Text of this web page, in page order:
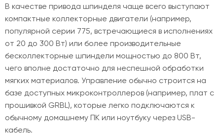
В качестве привода шпинделя чаще всего выступают
компактные коллекторные двигатели (например,
популярной серии 775, встречающиеся в исполнениях
от 20 до 300 Вт) или более производительные
бесколлекторные шпиндели мощностью до 800 Вт,
чего вполне достаточно для неспешной обработки
мягких материалов. Управление обычно строится на
базе доступных микроконтроллеров (например, плат с
прошивкой GRBL), которые легко подключаются к
обычному домашнему ПК или ноутбуку через USB-
кабель.